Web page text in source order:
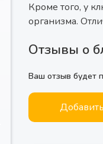
Кроме того, у
организма.
Отзывы о
Ваш отзыв будет